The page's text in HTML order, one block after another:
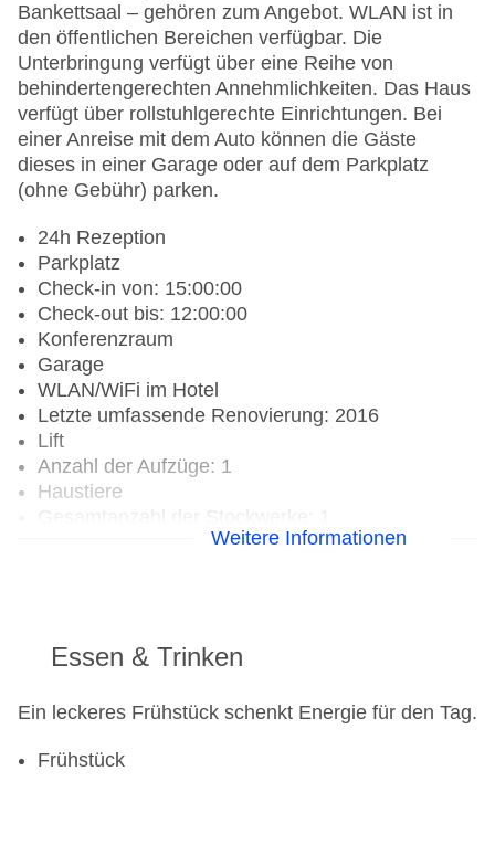
Bankettsaal – gehören zum Angebot. WLAN ist in
den öffentlichen Bereichen verfügbar. Die
Unterbringung verfügt über eine Reihe von
behindertengerechten Annehmlichkeiten. Das Haus
verfügt über rollstuhlgerechte Einrichtungen. Bei
einer Anreise mit dem Auto können die Gäste
dieses in einer Garage oder auf dem Parkplatz
(ohne Gebühr) parken.
24h Rezeption
Parkplatz
Check-in von: 15:00:00
Check-out bis: 12:00:00
Konferenzraum
Garage
WLAN/WiFi im Hotel
Letzte umfassende Renovierung: 2016
Lift
Anzahl der Aufzüge: 1
Haustiere
Gesamtanzahl der Zimmer: 39Weitere Informationen
Essen & Trinken
Ein leckeres Frühstück schenkt Energie für den Tag.
Frühstück